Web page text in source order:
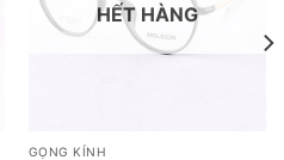
HẾT HÀNG
GỌNG KÍNH